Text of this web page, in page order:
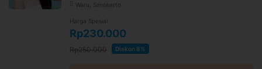
Waru, Simokerto
Harga Spesial
Rp230.000
Rp250.000 Diskon 8%